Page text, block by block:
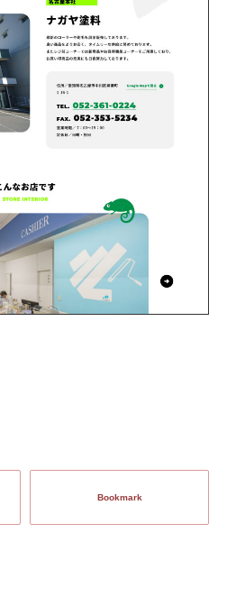
Bookmark